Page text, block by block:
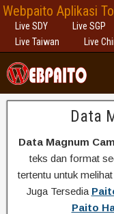
Webpaito Aplikasi
Live SDY Live SGP
Live Taiwan
Live
Data
Data Magnum
teks dan format
tertentu untuk
Juga Tersedia
Paito